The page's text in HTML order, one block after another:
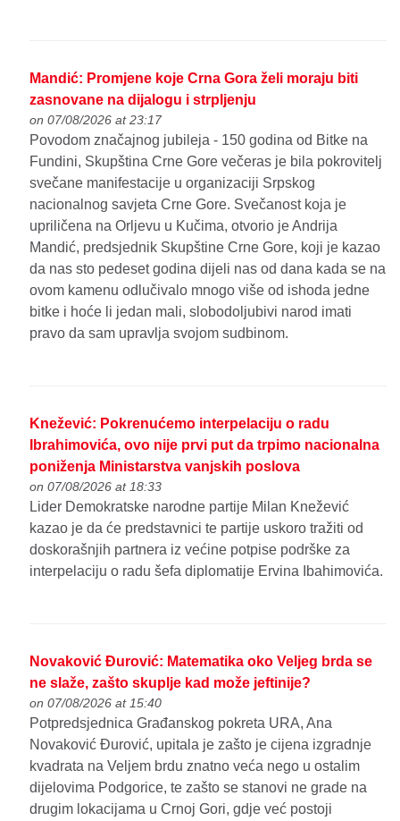
Mandić: Promjene koje Crna Gora želi moraju biti
zasnovane na dijalogu i strpljenju
on 07/08/2026 at 23:17
Povodom značajnog jubileja - 150 godina od Bitke na
Fundini, Skupština Crne Gore večeras je bila pokrovitelj
svečane manifestacije u organizaciji Srpskog
nacionalnog savjeta Crne Gore. Svečanost koja je
upriličena na Orljevu u Kučima, otvorio je Andrija
Mandić, predsjednik Skupštine Crne Gore, koji je kazao
da nas sto pedeset godina dijeli nas od dana kada se na
ovom kamenu odlučivalo mnogo više od ishoda jedne
bitke i hoće li jedan mali, slobodoljubivi narod imati
pravo da sam upravlja svojom sudbinom.
Knežević: Pokrenućemo interpelaciju o radu
Ibrahimovića, ovo nije prvi put da trpimo nacionalna
poniženja Ministarstva vanjskih poslova
on 07/08/2026 at 18:33
Lider Demokratske narodne partije Milan Knežević
kazao je da će predstavnici te partije uskoro tražiti od
doskorašnjih partnera iz većine potpise podrške za
interpelaciju o radu šefa diplomatije Ervina Ibahimovića.
Novaković Đurović: Matematika oko Veljeg brda se
ne slaže, zašto skuplje kad može jeftinije?
on 07/08/2026 at 15:40
Potpredsjednica Građanskog pokreta URA, Ana
Novaković Đurović, upitala je zašto je cijena izgradnje
kvadrata na Veljem brdu znatno veća nego u ostalim
dijelovima Podgorice, te zašto se stanovi ne grade na
drugim lokacijama u Crnoj Gori, gdje već postoji